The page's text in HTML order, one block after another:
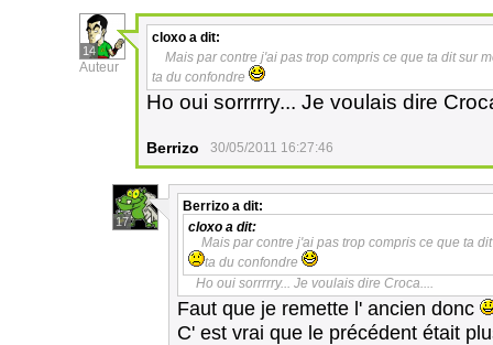
14
Auteur
cloxo a dit:
Mais par contre j'ai pas trop compris ce que ta dit sur
ta du confondre
Ho oui sorrrrry... Je voulais dire
Berrizo 30/05/2011 16:27:46
17
Berrizo a dit:
cloxo a dit:
Mais par contre j'ai pas trop compris ce que ta
ta du confondre
Ho oui sorrrrry... Je voulais dire Croca....
Faut que je remette l' ancien donc
C' est vrai que le précédent était